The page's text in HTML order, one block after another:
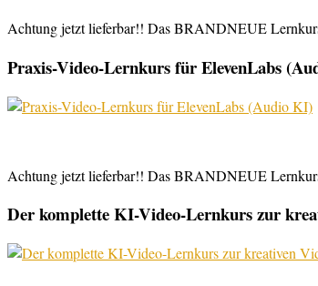
Achtung jetzt lieferbar!! Das BRANDNEUE
Praxis-Video-Lernkurs für ElevenLabs
Achtung jetzt lieferbar!! Das BRANDNEUE
Der komplette KI-Video-Lernkurs zur